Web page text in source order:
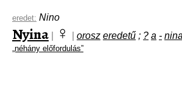
eredet: Nino
Nyina ♀ orosz eredetű ; ? a - nina
„néhány előfordulás”